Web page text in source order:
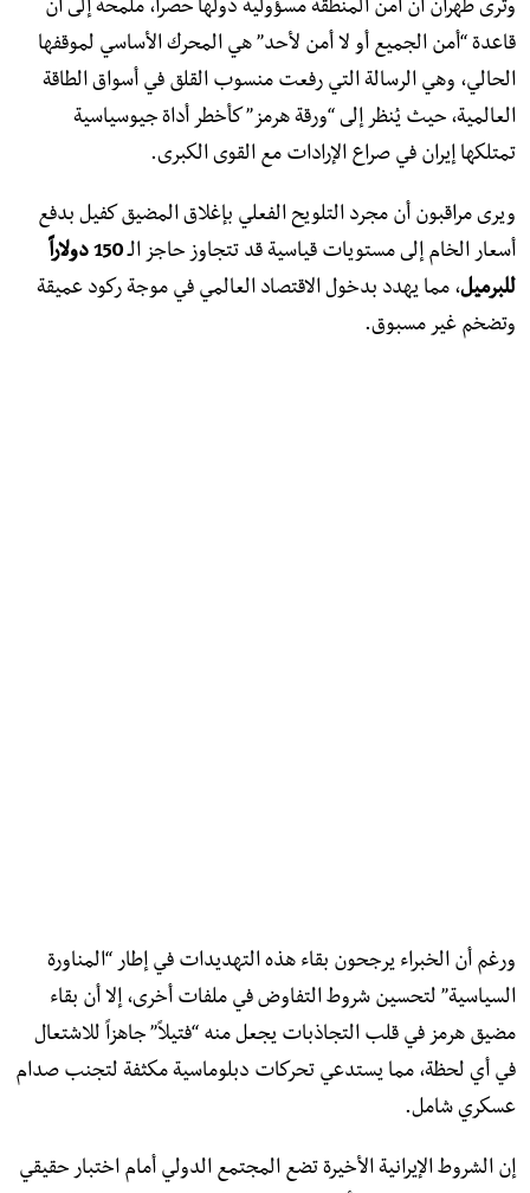
وترى طهران أن أمن المنطقة مسؤولية دولها حصراً، ملمحة إلى أن
قاعدة “أمن الجميع أو لا أمن لأحد” هي المحرك الأساسي لموقفها
الحالي، وهي الرسالة التي رفعت منسوب القلق في أسواق الطاقة
العالمية، حيث يُنظر إلى “ورقة هرمز” كأخطر أداة جيوسياسية
تمتلكها إيران في صراع الإرادات مع القوى الكبرى.
​ويرى مراقبون أن مجرد التلويح الفعلي بإغلاق المضيق كفيل بدفع
أسعار الخام إلى مستويات قياسية قد تتجاوز حاجز الـ
150 دولاراً
للبرميل، مما يهدد بدخول الاقتصاد العالمي في موجة ركود عميقة
وتضخم غير مسبوق.
ورغم أن الخبراء يرجحون بقاء هذه التهديدات في إطار “المناورة
السياسية” لتحسين شروط التفاوض في ملفات أخرى، إلا أن بقاء
مضيق هرمز في قلب التجاذبات يجعل منه “فتيلاً” جاهزاً للاشتعال
في أي لحظة، مما يستدعي تحركات دبلوماسية مكثفة لتجنب صدام
عسكري شامل.
​إن الشروط الإيرانية الأخيرة تضع المجتمع الدولي أمام اختبار حقيقي